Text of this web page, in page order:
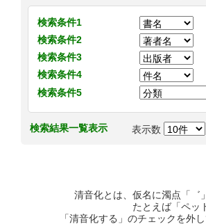
検索条件1
検索条件2
検索条件3
検索条件4
検索条件5
検索結果一覧表示 表示数
清音化とは、仮名に濁点「゛
たとえば「ペッ
「清音化する」のチェックを外